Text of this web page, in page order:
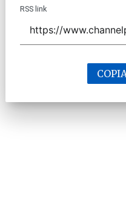
RSS link